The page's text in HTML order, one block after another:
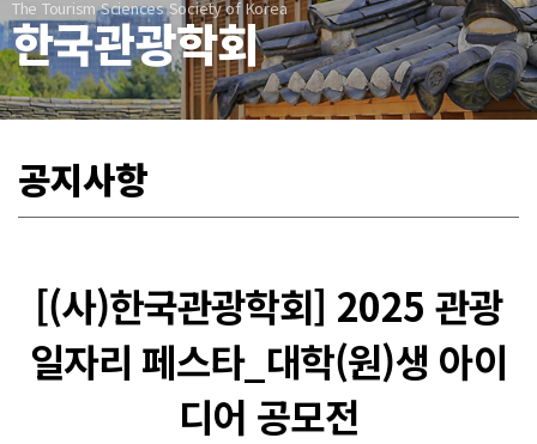
The Tourism Sciences Society of Korea
한국관광학회
공지사항
[(사)한국관광학회] 2025 관광
일자리 페스타_대학(원)생 아이
디어 공모전